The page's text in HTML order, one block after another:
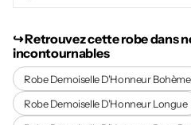
↪︎ Retrouvez cette robe dans
incontournables
Robe Demoiselle D'Honneur Bohème
Robe Demoiselle D'Honneur Longue